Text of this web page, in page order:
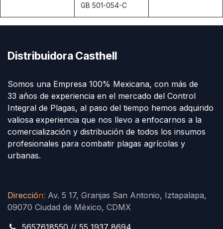
GB 501-054-C
Distribuidora Casthell
Somos una Empresa 100% Mexicana, con más de
33 años de experiencia en el mercado del Control
Integral de Plagas, al paso del tiempo hemos adquirido
valiosa experiencia que nos llevo a enfocarnos a la
comercialización y distribución de todos los insumos
profesionales para combatir plagas agrícolas y
urbanas.
Dirección: Av. 5 17, Granjas San Antonio, Iztapalapa,
09070 Ciudad de México, CDMX
5657618550 // 55 1937 8694